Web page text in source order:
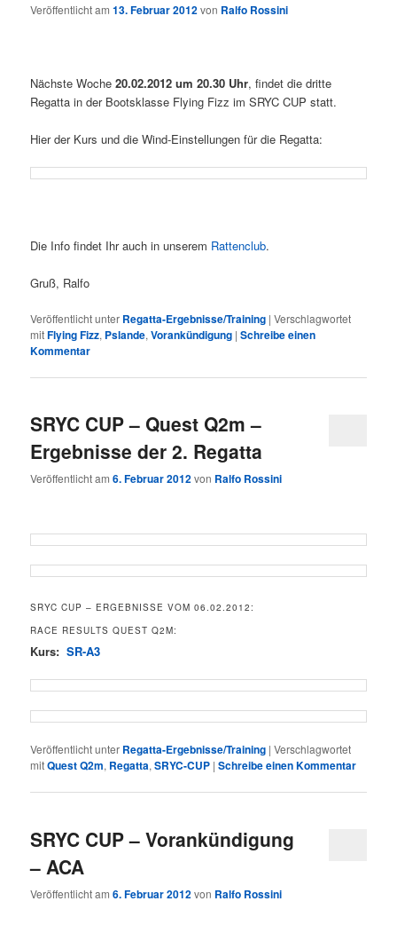
Veröffentlicht am13. Februar 2012von Ralfo Rossini
Nächste Woche20.02.2012 um 20.30 Uhr, findet die dritte
Regatta in der Bootsklasse Flying Fizz im SRYC CUP statt.
Hier der Kurs und die Wind-Einstellungen für die Regatta:
Die Info findet Ihr auch in unserem Rattenclub.
Gruß, Ralfo
Veröffentlicht unter Regatta-Ergebnisse/Training |Verschlagwortet
mitFlying Fizz, Pslande,Vorankündigung |Schreibe einen
Kommentar
SRYC CUP – Quest Q2m –
Ergebnisse der 2. Regatta
Veröffentlicht am6. Februar 2012von Ralfo Rossini
SRYC CUP – ERGEBNISSE VOM 06.02.2012:
RACE RESULTS QUEST Q2M:
Kurs: SR-A3
Veröffentlicht unter Regatta-Ergebnisse/Training |Verschlagwortet
mitQuest Q2m, Regatta,SRYC-CUP |Schreibe einen Kommentar
SRYC CUP – Vorankündigung
– ACA
Veröffentlicht am6. Februar 2012von Ralfo Rossini